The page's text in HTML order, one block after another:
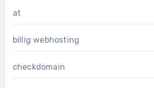
at
billig webhosting
checkdomain